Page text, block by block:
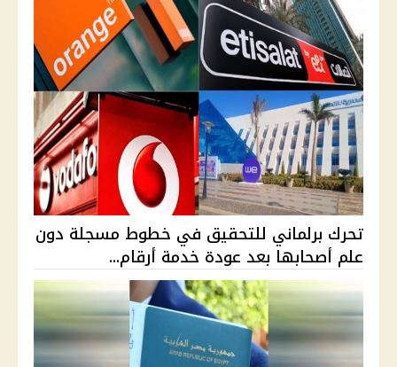
تحرك برلماني للتحقيق في خطوط مسجلة دون
علم أصحابها بعد عودة خدمة أرقام...